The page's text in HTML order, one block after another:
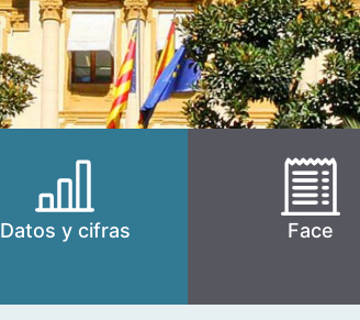
Datos y cifras Face